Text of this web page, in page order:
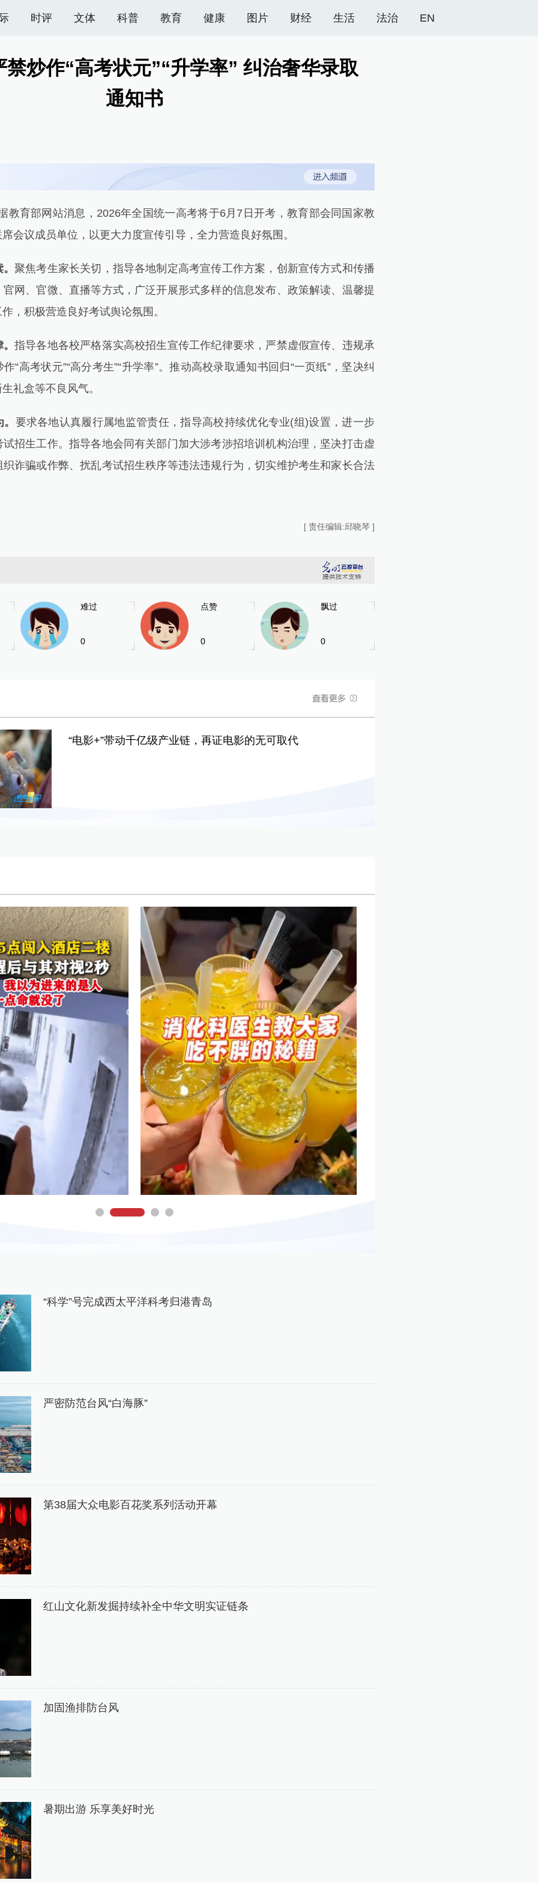
时评 文体 科普 教育 健康 图片 财经 生活 法治 EN
炒作“高考状元”“升学率” 纠治奢华录取
通知书
部网站消息，2026年全国统一高考将于6月7日开考，教育部会同国家教
会议成员单位，以更大力度宣传引导，全力营造良好氛围。
。聚焦考生家长关切，指导各地制定高考宣传工作方案，创新宣传方式和传播
网、官微、直播等方式，广泛开展形式多样的信息发布、政策解读、温馨提
，积极营造良好考试舆论氛围。
。指导各地各校严格落实高校招生宣传工作纪律要求，严禁虚假宣传、违规承
“高考状元”“高分考生”“升学率”。推动高校录取通知书回归“一页纸”，坚决纠
礼盒等不良风气。
要求各地认真履行属地监管责任，指导高校持续优化专业(组)设置，进一步
招生工作。指导各地会同有关部门加大涉考涉招培训机构治理，坚决打击虚
诈骗或作弊、扰乱考试招生秩序等违法违规行为，切实维护考生和家长合法
[ 责任编辑:邱晓琴 ]
难过
0
点赞
0
飘过
0
“电影+”带动千亿级产业链，再证电影的无可取代
“科学”号完成西太平洋科考归港青岛
严密防范台风“白海豚”
第38届大众电影百花奖系列活动开幕
红山文化新发掘持续补全中华文明实证链条
加固渔排防台风
暑期出游 乐享美好时光